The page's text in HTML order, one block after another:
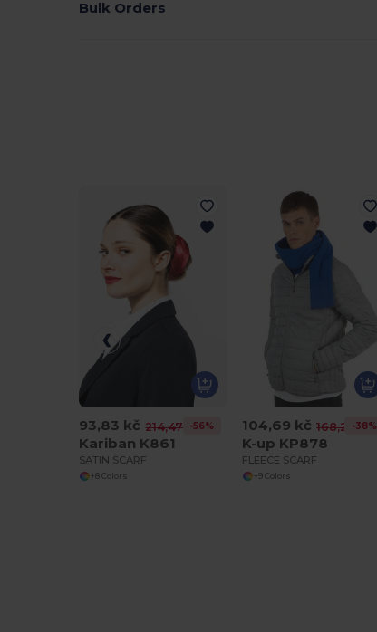
Bulk Orders
93,83 kč 214,47 kč-56%
Kariban K861
SATIN SCARF
+8 Colors
104,69 kč 168,25 kč
-38%
K-up KP878
FLEECE SCARF
+9 Colors